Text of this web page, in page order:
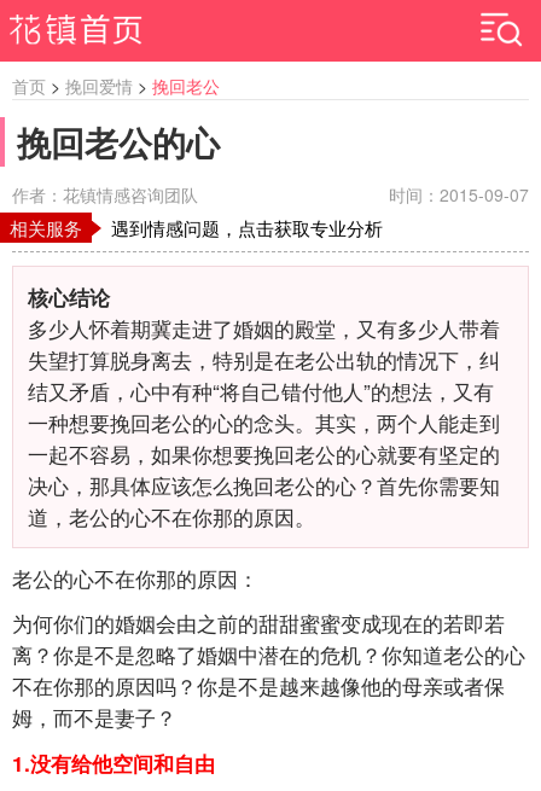
首页 > 挽回爱情 > 挽回老公
挽回老公的心
作者：花镇情感咨询团队 时间：2015-09-07
相关服务 遇到情感问题，点击获取专业分析
核心结论
多少人怀着期冀走进了婚姻的殿堂，又有多少人带着
失望打算脱身离去，特别是在老公出轨的情况下，纠
结又矛盾，心中有种“将自己错付他人”的想法，又有
一种想要挽回老公的心的念头。其实，两个人能走到
一起不容易，如果你想要挽回老公的心就要有坚定的
决心，那具体应该怎么挽回老公的心？首先你需要知
道，老公的心不在你那的原因。
老公的心不在你那的原因：
为何你们的婚姻会由之前的甜甜蜜蜜变成现在的若即若
离？你是不是忽略了婚姻中潜在的危机？你知道老公的心
不在你那的原因吗？你是不是越来越像他的母亲或者保
姆，而不是妻子？
1.没有给他空间和自由